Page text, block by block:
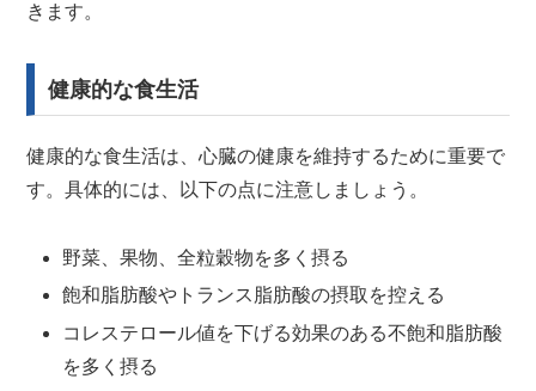
きます。
健康的な食生活
健康的な食生活は、心臓の健康を維持するために重要で
す。具体的には、以下の点に注意しましょう。
野菜、果物、全粒穀物を多く摂る
飽和脂肪酸やトランス脂肪酸の摂取を控える
コレステロール値を下げる効果のある不飽和脂肪酸
を多く摂る